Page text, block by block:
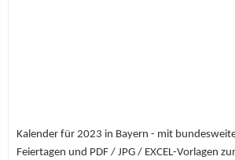
Kalender für 2023 in Bayern - mit
Feiertagen und PDF / JPG / EXCEL-Vorlagen